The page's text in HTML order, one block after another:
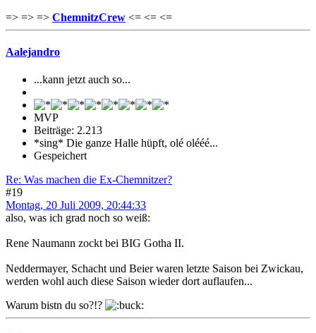
=> => => ChemnitzCrew <= <= <=
Aalejandro
...kann jetzt auch so...
MVP
Beiträge: 2.213
*sing* Die ganze Halle hüpft, olé olééé...
Gespeichert
Re: Was machen die Ex-Chemnitzer?
#19
Montag, 20 Juli 2009, 20:44:33
also, was ich grad noch so weiß:
Rene Naumann zockt bei BIG Gotha II.
Neddermayer, Schacht und Beier waren letzte Saison bei Zwickau,
werden wohl auch diese Saison wieder dort auflaufen...
Warum bistn du so?!?